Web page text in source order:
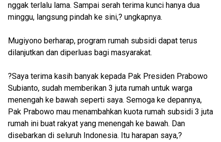
nggak terlalu lama. Sampai serah terima kunci hanya dua
minggu, langsung pindah ke sini,? ungkapnya.
Mugiyono berharap, program rumah subsidi dapat terus
dilanjutkan dan diperluas bagi masyarakat.
?Saya terima kasih banyak kepada Pak Presiden Prabowo
Subianto, sudah memberikan 3 juta rumah untuk warga
menengah ke bawah seperti saya. Semoga ke depannya,
Pak Prabowo mau menambahkan kuota rumah subsidi 3 juta
rumah ini buat rakyat yang menengah ke bawah. Dan
disebarkan di seluruh Indonesia. Itu harapan saya,?